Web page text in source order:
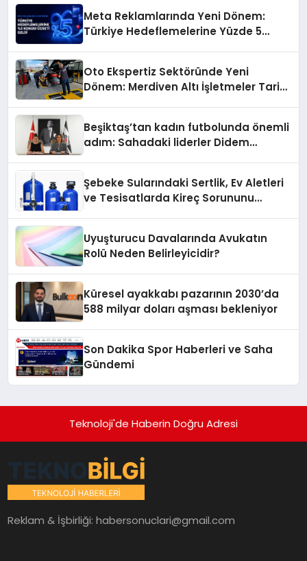
Meta Reklamlarında Yeni Dönem:
Türkiye Hedeflemelerine Yüzde 5
Oto Ekspertiz Sektöründe Yeni
Dönem: Merdiven Altı İşletmeler Tarih
Beşiktaş’tan kadın futbolunda önemli
adım: Sahadaki liderler Didem
Şebeke Sularındaki Sertlik, Ev Aletleri
ve Tesisatlarda Kireç Sorununu
Uyuşturucu Davalarında Avukatın
Rolü Neden Belirleyicidir?
Küresel ayakkabı pazarının 2030’da
588 milyar doları aşması bekleniyor
Son Dakika Spor Haberleri ve Saha
Gündemi
Teknoloji'de Haberin Doğru Adresi
Reklam & İşbirliği:habersonuclari@gmail.com